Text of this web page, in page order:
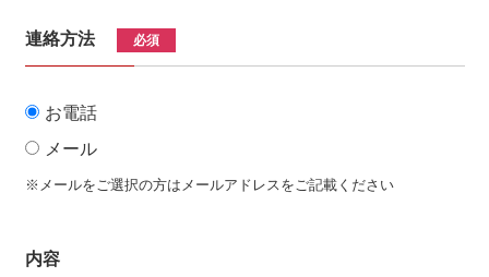
連絡方法 必須
お電話
メール
※メールをご選択の方はメールアドレスをご記載ください
内容